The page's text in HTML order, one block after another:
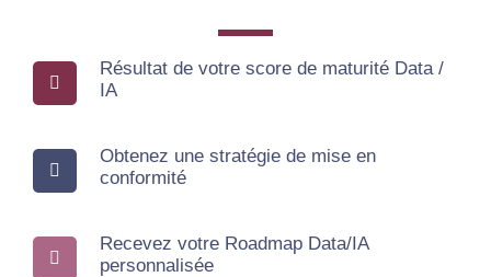
Résultat de votre score de maturité Data /
IA
Obtenez une stratégie de mise en
conformité
Recevez votre Roadmap Data/IA
personnalisée